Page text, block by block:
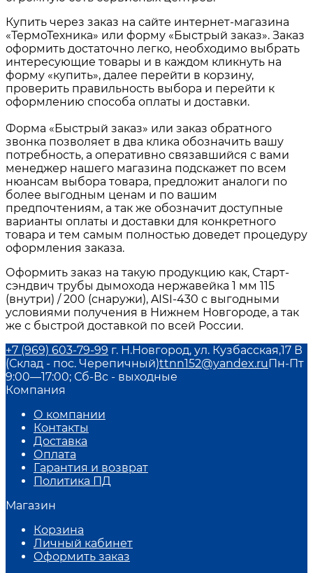
Купить через заказ на сайте интернет-магазина
«ТермоТехника» или форму «Быстрый заказ». Заказ
оформить достаточно легко, необходимо выбрать
интересующие товары и в каждом кликнуть на
форму «купить», далее перейти в корзину,
проверить правильность выбора и перейти к
оформлению способа оплаты и доставки.
Форма «Быстрый заказ» или заказ обратного
звонка позволяет в два клика обозначить вашу
потребность, а оперативно связавшийся с вами
менеджер нашего магазина подскажет по всем
нюансам выбора товара, предложит аналоги по
более выгодным ценам и по вашим
предпочтениям, а так же обозначит доступные
варианты оплаты и доставки для конкретного
товара и тем самым полностью доведет процедуру
оформления заказа.
Оформить заказ на такую продукцию как, Старт-
сэндвич трубы дымохода нержавейка 1 мм 115
(внутри) / 200 (снаружи), AISI-430 с выгодными
условиями получения в Нижнем Новгороде, а так
же с быстрой доставкой по всей России.
+7 (969) 603-79-99 г. Н.Новгород, ул. Кузбасская,17 В
(Склад - пос. Черепичный)ttnn152@yandex.ruПн-Пт
9:00—17:00; Сб-Вс - выходные
Компания
О компании
Контакты
Доставка
Оплата
Гарантия и возврат
Политика ПД
Магазин
Корзина
Личный кабинет
Оформить заказ